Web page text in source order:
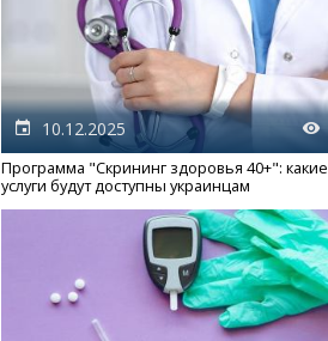
10.12.2025
Программа "Скрининг здоровья 40+": какие
услуги будут доступны украинцам